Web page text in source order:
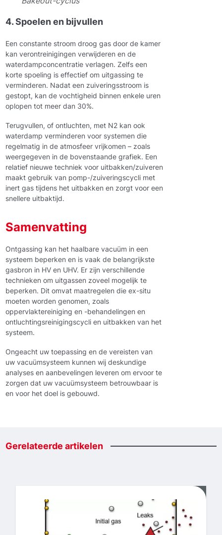
4. Spoelen en bijvullen
Een constante stroom droog gas door de kamer
kan verontreinigingen verwijderen en de
waterdampconcentratie verlagen. Zelfs een
korte spoeling is effectief om uitgassing te
verminderen. Nadat een zuiveringsstroom is
gestopt, kan de vochtigheid binnen enkele uren
oplopen tot meer dan 30%.
Terugvullen, of ontluchten, met N2 kan ook
waterdamp verminderen voor systemen die
regelmatig in de atmosfeer vrijkomen – zoals
weergegeven in de bovenstaande grafiek. Een
relatief nieuwe techniek voor uitbakken/zuiveren
maakt gebruik van pomp-/zuiveringscycli met
inert gas tijdens het uitbakken en zorgt voor een
snellere uitbaktijd.
Samenvatting
Ontgassing kan het haalbare vacuüm in een
systeem beperken en is vaak de belangrijkste
gasbron in HV en UHV. Er zijn verschillende
technieken om uitgassen zoveel mogelijk te
beperken. Dit omvat maatregelen die ex-situ
moeten worden genomen, zoals
oppervlaktereiniging en -behandelingen en
ontluchtingsreinigingscycli en uitbakken van het
systeem.
Ongeacht uw toepassing en de vereisten van
uw vacuümsysteem kunnen wij deskundige
analyses en aanbevelingen leveren om ervoor te
zorgen dat uw vacuümsysteem betrouwbaar is
en voor het doel is gebouwd.
Gerelateerde artikelen